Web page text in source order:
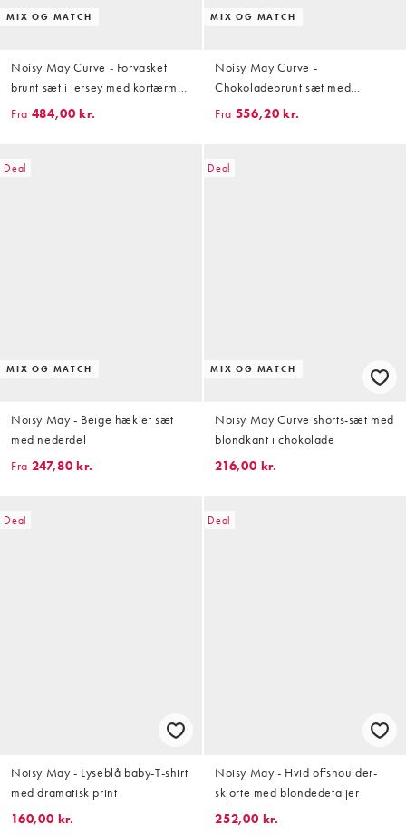
MIX OG MATCH
Noisy May Curve - Forvasket
brunt sæt i jersey med kortærmet
T-shirt og shorts
Fra 484,00 kr.
MIX OG MATCH
Noisy May Curve -
Chokoladebrunt sæt med
kortærmet skjorte og shorts med
Fra 556,20 kr.
Deal
MIX OG MATCH
Noisy May - Beige hæklet sæt
med nederdel
Fra 247,80 kr.
Deal
MIX OG MATCH
Noisy May Curve shorts-sæt med
blondkant i chokolade
216,00 kr.
Deal
Noisy May - Lyseblå baby-T-shirt
med dramatisk print
160,00 kr.
Deal
Noisy May - Hvid offshoulder-
skjorte med blondedetaljer
252,00 kr.